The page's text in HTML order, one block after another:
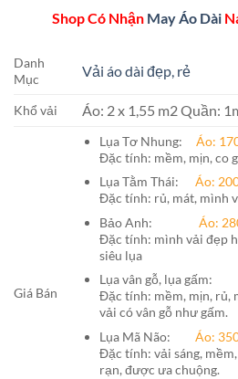
Shop Có Nhận May Áo Dài
Danh
Mục
Vải áo dài đẹp, rẻ
Khổ vải Áo: 2 x 1,55 m2 Quần:
Giá Bán
Lụa Tơ Nhung: Áo:
Đặc tính: mềm, mịn, co
Lụa Tằm Thái: Áo:
Đặc tính: rủ, mát, mình
Bảo Anh: Áo:
Đặc tính: mình vải đẹp
siêu lụa
Lụa vân gỗ, lụa gấm:
Đặc tính: mềm, mịn, rủ,
vải có vân gỗ như gấm.
Lụa Mã Não: Áo:
Đặc tính: vải sáng,
rạn, được ưa chuộng.